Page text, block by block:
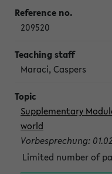
209520
Maraci, Caspers
Supplementary
world
Vorbesprechung:
Limited number of